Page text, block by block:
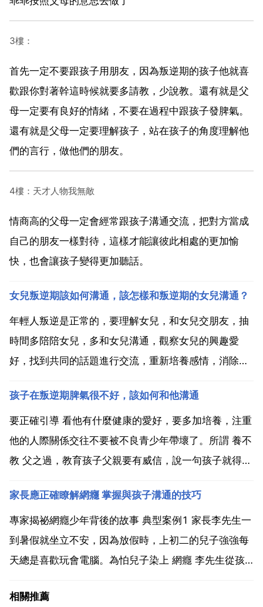
3樓：
首先一定不要跟孩子用朋友，因為叛逆期的孩子他就喜
歡跟你對著幹這時候就要多請教，少說教。還有就是父
母一定要有良好的情緒，不要在過程中跟孩子發脾氣。
還有就是父母一定要理解孩子，站在孩子的角度理解他
們的言行，做他們的朋友。
4樓：天才人物我無敵
情商高的父母一定會經常跟孩子溝通交流，把對方當成
自己的朋友一樣對待，這樣才能讓彼此相處的更加愉
快，也會讓孩子變得更加聽話。
女兒叛逆期該如何溝通，該怎樣和叛逆期的女兒溝通？
年輕人叛逆是正常的，要理解女兒，和女兒交朋友，抽
時間多陪陪女兒，多和女兒溝通，觀察女兒的興趣愛
好，找到共同的話題進行交流，重新培養感情，消除鴻
也不要和她說太多大道理，她聽不進去 最好心平氣和的
坐下來，問問孩子內心的想法是怎樣的提問都不和我說
話了 回答或...
孩子在叛逆期脾氣很不好，該如何和他溝通
要正確引導 看他有什麼健康的愛好，要多加培養，注重
他的人際關係交往不要被不良青少年帶壞了。所謂 養不
教 父之過，教育孩子父親要有威信，說一句孩子就得聽
孩子沒那麼願意聽！看你的孩子最怕哪個長輩訓斥的，
叫他多說說！但主要不是以罵為主，要做好思想工作，
讓他體...
家長應正確瞭解網癮 掌握與孩子溝通的技巧
專家揭祕網癮少年背後的故事 典型案例1 家長李先生一
到暑假就坐立不安，因為放假時，上初二的兒子強強每
天總是喜歡玩會電腦。為怕兒子染上 網癮 李先生從孩
去，對孩子口羅嗦不斷，接下來乾脆在電腦上設定了密
相關推薦